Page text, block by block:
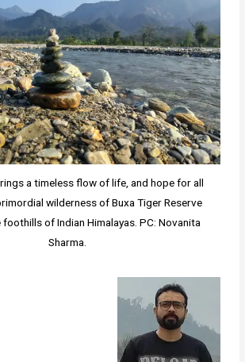
a timeless flow of life, and hope for all
wilderness of Buxa Tiger Reserve
of Indian Himalayas. PC: Novanita
Sharma.